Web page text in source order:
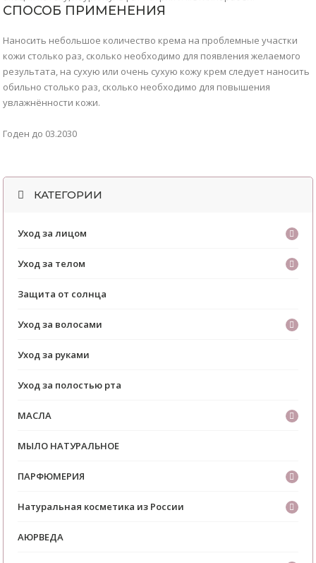
СПОСОБ ПРИМЕНЕНИЯ
Наносить небольшое количество крема на проблемные участки
кожи столько раз, сколько необходимо для появления желаемого
результата, на сухую или очень сухую кожу крем следует наносить
обильно столько раз, сколько необходимо для повышения
увлажнённости кожи.
Годен до 03.2030
КАТЕГОРИИ
Уход за лицом
Уход за телом
Защита от солнца
Уход за волосами
Уход за руками
Уход за полостью рта
МАСЛА
МЫЛО НАТУРАЛЬНОЕ
ПАРФЮМЕРИЯ
Натуральная косметика из России
АЮРВЕДА